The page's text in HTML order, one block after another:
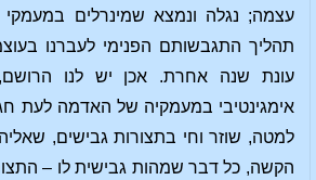
עצמה; נגלה ונמצא שמינרלים
תהליך התגבשותם הפנימי לעברנו
עונת שנה אחרת. אכן יש לנו
אימגינטיבי במעמקיה של האדמה לעת
למטה, שוזר וחי בתצורות גבישים,
הקשה, כל דבר שמהות גבישית לו –